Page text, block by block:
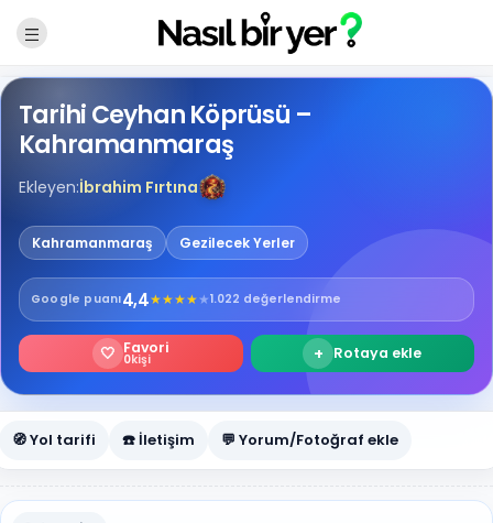
Tarihi Ceyhan Köprüsü –
Kahramanmaraş
Ekleyen:İbrahim Fırtına
Kahramanmaraş Gezilecek Yerler
Google puanı4,4★★★★★1.022 değerlendirme
🤍 Favori
0kişi + Rotaya ekle
🧭 Yol tarifi ☎️ İletişim 💬 Yorum/Fotoğraf ekle